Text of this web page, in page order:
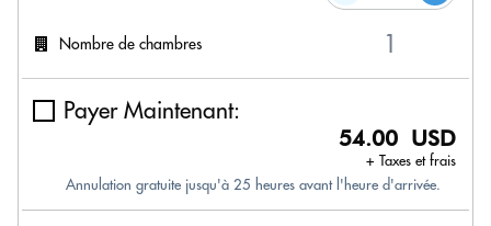
Nombre de chambres
Payer Maintenant:
54.00 USD
+ Taxes et frais
Annulation gratuite jusqu'à 25 heures avant l'heure d'arrivée.